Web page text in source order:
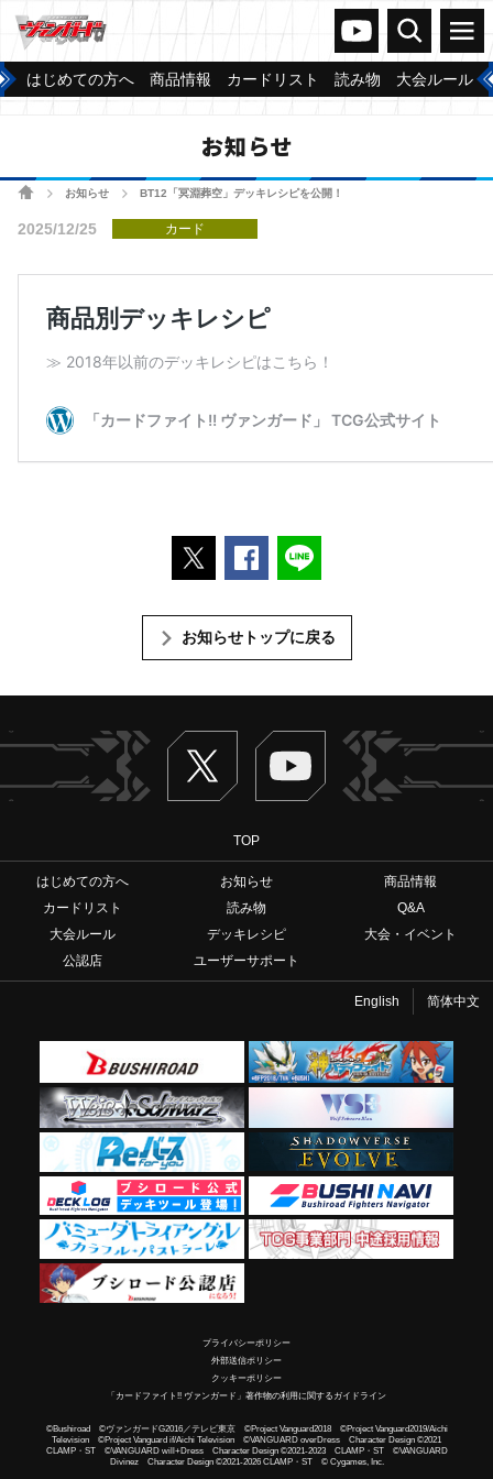
ヴァンガードch
検索 メニュー
はじめての方へ 商品情報 カードリスト 読み物 大会ルール
お知らせ
ホームお知らせ BT12「冥淵葬空」デッキレシピを公開！
2025/12/25 カード
ポストするFacebookでシェアする
お知らせトップに戻る
Twitter ヴァンガードch
TOP
はじめての方へ お知らせ
商品情報
カードリスト
読み物
Q&A
大会ルール
デッキレシピ
大会・イベント
公認店
ユーザーサポート
English 简体中文
プライバシーポリシー
外部送信ポリシー
クッキーポリシー
「カードファイト!! ヴァンガード」著作物の利用に関するガイドライン
©Bushiroad ©ヴァンガードG2016／テレビ東京 ©Project Vanguard2018 ©Project Vanguard2019/Aichi
Television ©Project Vanguard if/Aichi Television ©VANGUARD overDress Character Design ©2021
CLAMP・ST ©VANGUARD will+Dress Character Design ©2021-2023 CLAMP・ST ©VANGUARD
Divinez Character Design ©2021-2026 CLAMP・ST © Cygames, Inc.